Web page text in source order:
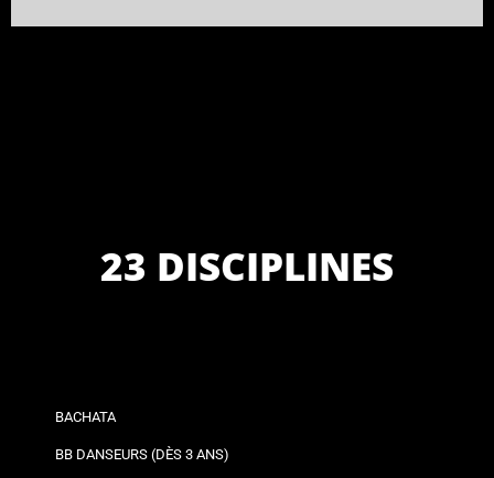
23 DISCIPLINES
BACHATA
BB DANSEURS (DÈS 3 ANS)